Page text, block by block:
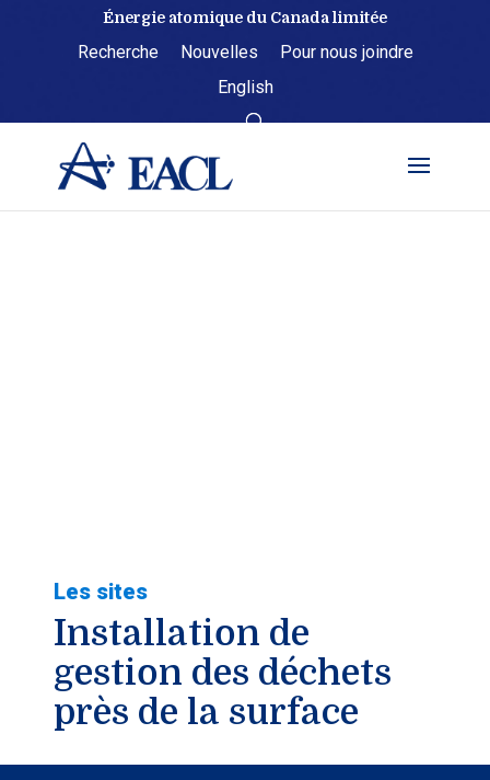
Énergie atomique du Canada limitée
Recherche Nouvelles
Pour nous joindre
English
Les sites
Installation de
gestion des déchets
près de la surface